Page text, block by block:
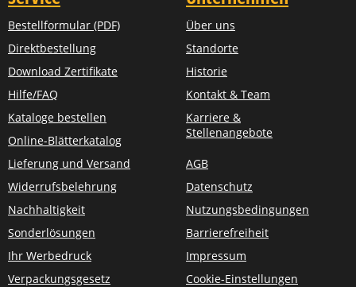
Bestellformular (PDF)
Direktbestellung
Download Zertifikate
Hilfe/FAQ
Kataloge bestellen
Online-Blätterkatalog
Lieferung und Versand
Widerrufsbelehrung
Nachhaltigkeit
Sonderlösungen
Ihr Werbedruck
Verpackungsgesetz
Über uns
Standorte
Historie
Kontakt & Team
Karriere &
Stellenangebote
AGB
Datenschutz
Nutzungsbedingungen
Barrierefreiheit
Impressum
Cookie-Einstellungen